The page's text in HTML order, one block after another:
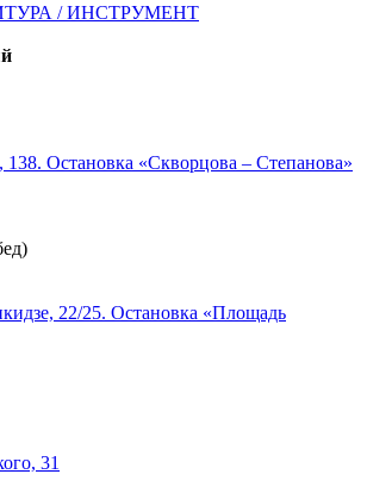
/ ИНСТРУМЕНТ
138. Остановка «Скворцова – Степанова»
22/25. Остановка «Площадь
31